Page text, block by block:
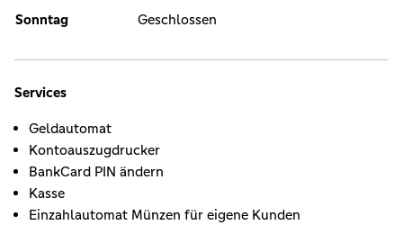
Sonntag Geschlossen
Services
Geldautomat
Kontoauszugdrucker
BankCard PIN ändern
Kasse
Einzahlautomat Münzen für eigene Kunden